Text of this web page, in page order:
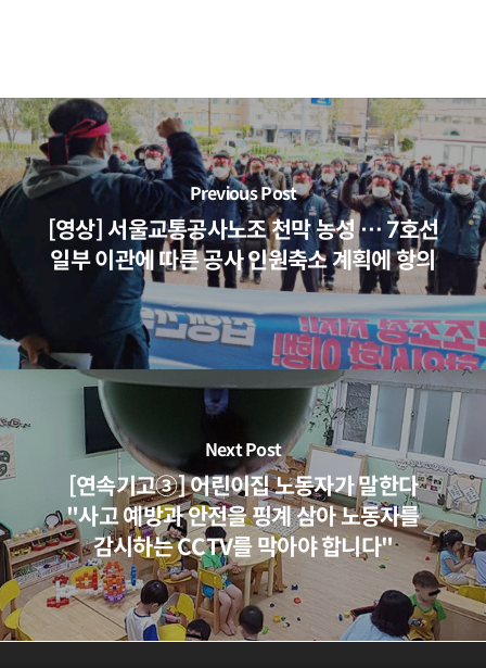
Previous Post
[영상] 서울교통공사노조 천막 농성 … 7호선
일부 이관에 따른 공사 인원축소 계획에 항의
Next Post
[연속기고③] 어린이집 노동자가 말한다
"사고 예방과 안전을 핑계 삼아 노동자를
감시하는 CCTV를 막아야 합니다"